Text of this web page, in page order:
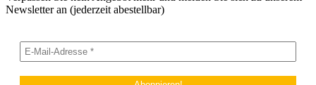
Newsletter an (jederzeit abestellbar)